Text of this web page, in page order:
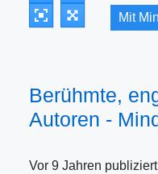
Mit
Berühmte,
Autoren -
Vor 9 Jahren